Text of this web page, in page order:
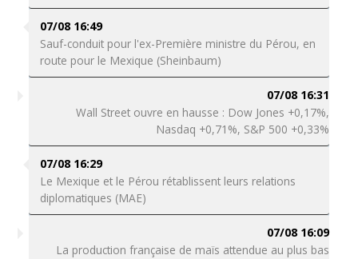
07/08 16:49
Sauf-conduit pour l'ex-Première ministre du Pérou, en
route pour le Mexique (Sheinbaum)
07/08 16:31
Wall Street ouvre en hausse : Dow Jones +0,17%,
Nasdaq +0,71%, S&P 500 +0,33%
07/08 16:29
Le Mexique et le Pérou rétablissent leurs relations
diplomatiques (MAE)
07/08 16:09
La production française de maïs attendue au plus bas